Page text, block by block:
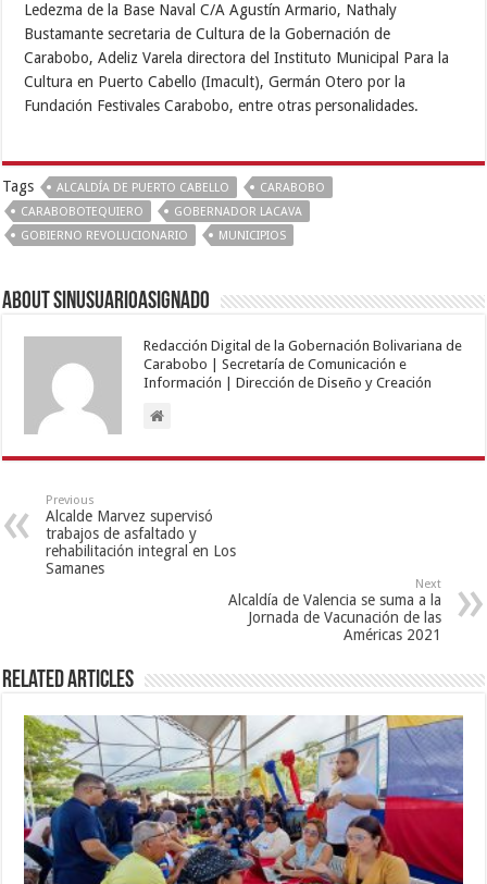
Ledezma de la Base Naval C/A Agustín Armario, Nathaly
Bustamante secretaria de Cultura de la Gobernación de
Carabobo, Adeliz Varela directora del Instituto Municipal Para la
Cultura en Puerto Cabello (Imacult), Germán Otero por la
Fundación Festivales Carabobo, entre otras personalidades.
Tags ALCALDÍA DE PUERTO CABELLO
CARABOBO
CARABOBOTEQUIERO
GOBERNADOR LACAVA
GOBIERNO REVOLUCIONARIO
MUNICIPIOS
About sinusuarioasignado
Redacción Digital de la Gobernación Bolivariana de
Carabobo | Secretaría de Comunicación e
Información | Dirección de Diseño y Creación
Previous
Alcalde Marvez supervisó
trabajos de asfaltado y
rehabilitación integral en Los
Samanes
Next
Alcaldía de Valencia se suma a la
Jornada de Vacunación de las
Américas 2021
Related Articles